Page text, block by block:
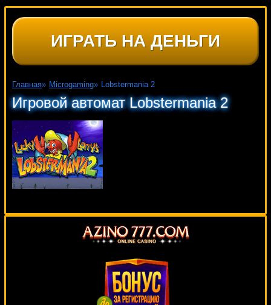
ИГРАТЬ НА ДЕНЬГИ
Главная» Microgaming» Lobstermania 2
Игровой автомат Lobstermania 2